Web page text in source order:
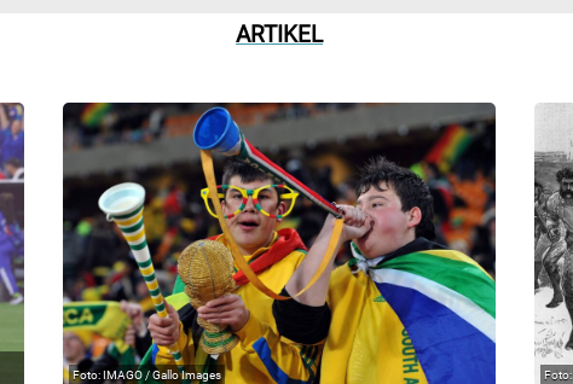
ARTIKEL
IMAGO / Gallo Images